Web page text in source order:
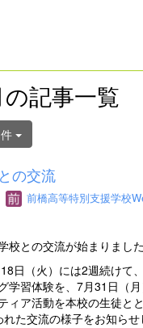
記事一覧
の交流
前橋高等特別支援学校
校との交流が始まりました
日（火）には2週続けて
学習体験を、7月31日（
ィア活動を本校の生徒と
た交流の様子をお知らせ